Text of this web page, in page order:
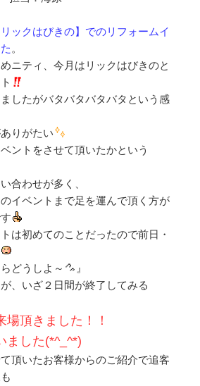
リックはびきの】でのリフォームイ
。
ニティ、今月はリックはびきのと
したがバタバタバタバタという感
りがたい
ントをさせて頂いたかという
合わせが多く、
イベントまで足を運んで頂く方が
は初めてのことだったので前日・
どうしよ～
』
、いざ２日間が終了してみる
場頂きました！！
ました(*^_^*)
頂いたお客様からのご紹介で追客